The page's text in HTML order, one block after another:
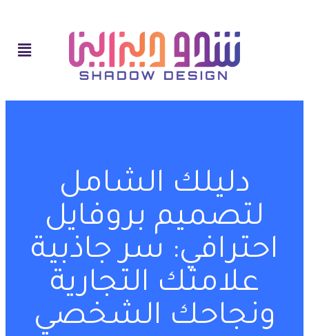
دليلك الشامل
لتصميم بروفايل
احترافي: سر جاذبية
علامتك التجارية
ونجاحك الشخصي